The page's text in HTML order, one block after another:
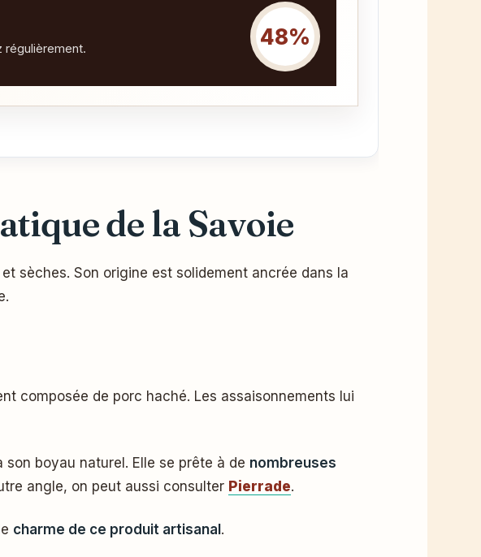
régulièrement. 48%
de la Savoie
sèches. Son origine est solidement ancrée dans la
composée de porc haché. Les assaisonnements lui
boyau naturel. Elle se prête à de nombreuses
angle, on peut aussi consulter Pierrade.
charme de ce produit artisanal .